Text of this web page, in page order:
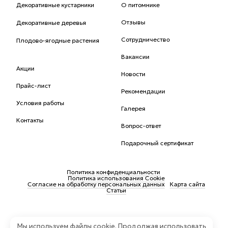
Декоративные кустарники
Декоративные деревья
Плодово-ягодные растения
Акции
Прайс-лист
Условия работы
Контакты
О питомнике
Отзывы
Сотрудничество
Вакансии
Новости
Рекомендации
Галерея
Вопрос-ответ
Подарочный сертификат
Политика конфиденциальности
Политика использования Cookie
Согласие на обработку персональных данных
Карта сайта
Статьи
Мы используем файлы cookie. Продолжая использовать